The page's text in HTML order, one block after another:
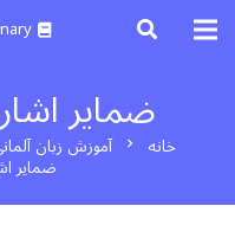
ضمایرخانه chevron_right آموزش زبان
ضمایر